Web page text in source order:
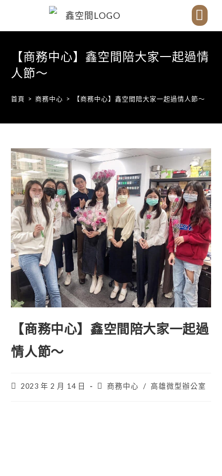
【商務中心】鑫空間陪大家一起過情
人節～
首頁 > 商務中心 > 【商務中心】鑫空間陪大家一起過情人節～
【商務中心】鑫空間陪大家一起過
情人節～
2023 年 2 月 14 日 商務中心 / 高雄微型辦公室